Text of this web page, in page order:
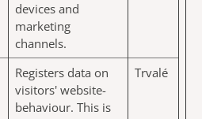
devices and
marketing
channels.
Registers data on
visitors' website-
behaviour. This is
Trvalé